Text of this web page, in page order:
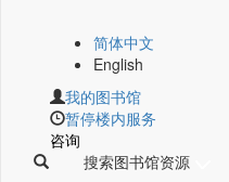
简体中文
English
我的图书馆
暂停楼内服务
咨询
搜索图书馆资源